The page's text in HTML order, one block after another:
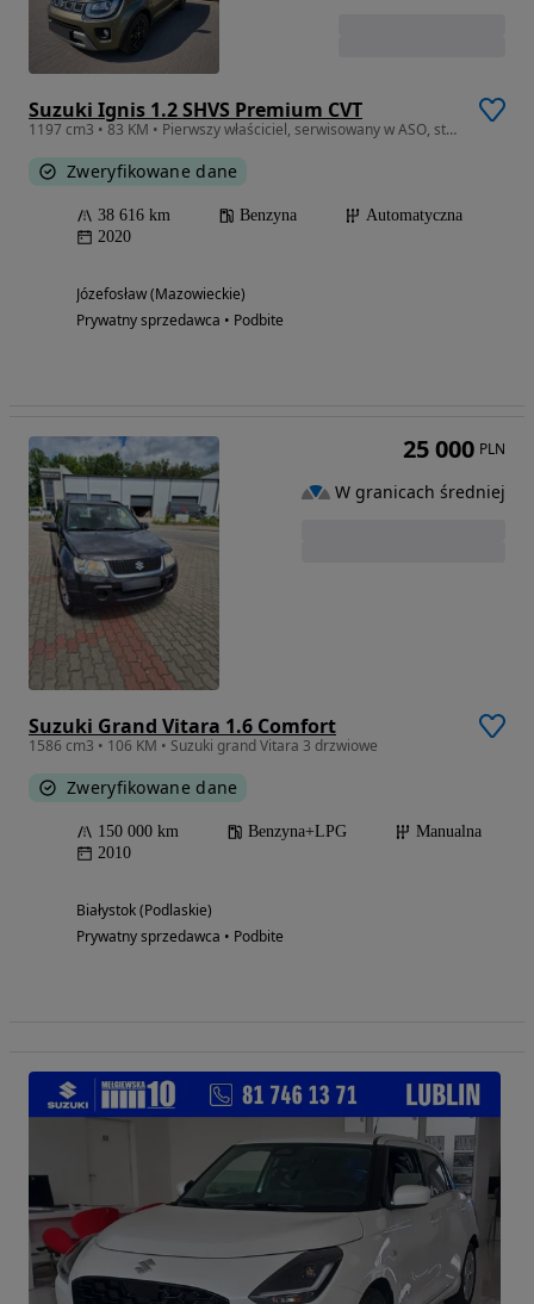
Suzuki Ignis 1.2 SHVS Premium CVT
1197 cm3 • 83 KM • Pierwszy właściciel, serwisowany w ASO, stan idealny, wersja Premium!
Zweryfikowane dane
38 616 km Benzyna
Automatyczna
2020
Józefosław (Mazowieckie)
Prywatny sprzedawca • Podbite
Suzuki Grand Vitara 1.6 Comfort
1586 cm3 • 106 KM • Suzuki grand Vitara 3 drzwiowe
Zweryfikowane dane
150 000 km Benzyna+LPG
Manualna
2010
Białystok (Podlaskie)
Prywatny sprzedawca • Podbite
25 000 PLN
W granicach średniej